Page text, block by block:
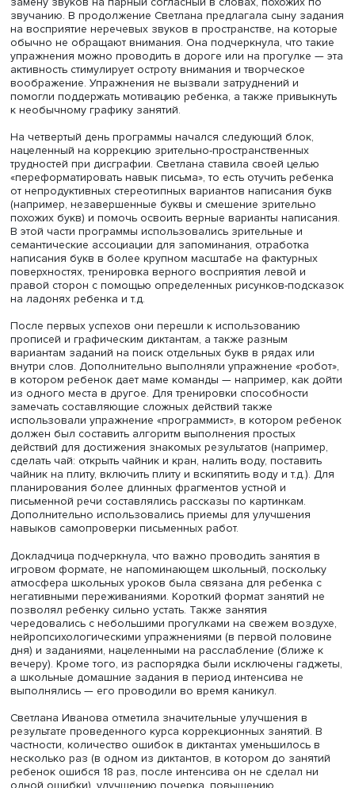
Светлана Дорофеева
рекомендации по ключевым аспектам, смогла
подобрать необходимые упражнения с учетом
своего сына. Занятия начали с легких для ребенка
упражнений на различение фонем внутри слов, а
замену звуков на парный согласный в словах, похожих
звучанию. В продолжение Светлана предлагала сыну
на восприятие неречевых звуков в пространстве, на
обычно не обращают внимания. Она подчеркнула, что
упражнения можно проводить в дороге или на
активность стимулирует остроту внимания и творческое
воображение. Упражнения не вызвали затруднений и
к необычному графику занятий.
На четвертый день программы начался следующий
нацеленный на коррекцию зрительно-пространственных
трудностей при дисграфии. Светлана ставила своей
«переформатировать навык письма», то есть отучить
от непродуктивных стереотипных вариантов написания
(например, незавершенные буквы и смешение
похожих букв) и помочь освоить верные варианты
В этой части программы использовались зрительные и
семантические ассоциации для запоминания, отработка
написания букв в более крупном масштабе на
поверхностях, тренировка верного восприятия левой и
правой сторон с помощью определенных рисунков-
После первых успехов они перешли к использованию
прописей и графическим диктантам, а также разным
вариантам заданий на поиск отдельных букв в рядах
внутри слов. Дополнительно выполняли упражнение
в котором ребенок дает маме команды — например,
из одного места в другое. Для тренировки способности
замечать составляющие сложных действий также
использовали упражнение «программист», в котором
должен был составить алгоритм выполнения простых
действий для достижения знакомых результатов
сделать чай: открыть чайник и кран, налить воду,
чайник на плиту, включить плиту и вскипятить воду и
планирования более длинных фрагментов устной и
письменной речи составлялись рассказы по картинкам.